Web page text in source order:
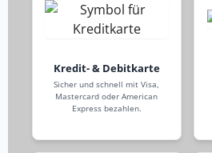
Kredit- & Debitkarte
Sicher und schnell mit Visa,
Mastercard oder American
Express bezahlen.